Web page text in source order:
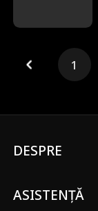
1
DESPRE
ASISTENȚĂ